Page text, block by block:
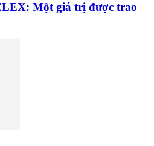
Một giá trị được trao